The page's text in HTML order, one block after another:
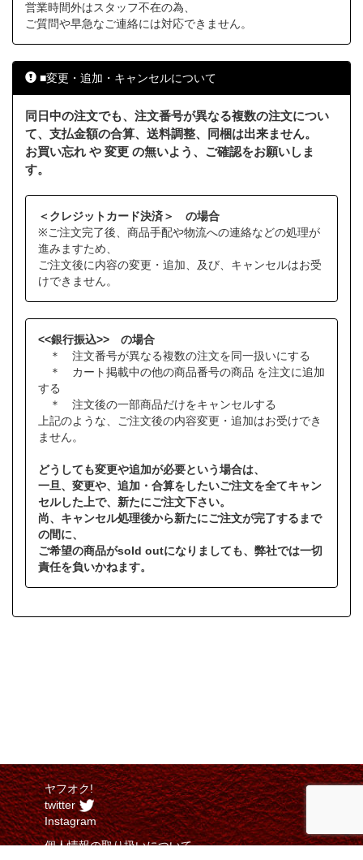
営業時間外はスタッフ不在の為、
ご質問や早急なご連絡には対応できません。
■変更・追加・キャンセルについて
同日中の注文でも、注文番号が異なる複数の注文につい
て、支払金額の合算、送料調整、同梱は出来ません。
お買い忘れ や 変更 の無いよう、ご確認をお願いしま
す。
＜クレジットカード決済＞ の場合
※ご注文完了後、商品手配や物流への連絡などの処理が
進みますため、
ご注文後に内容の変更・追加、及び、キャンセルはお受
けできません。
<<銀行振込>> の場合
＊ 注文番号が異なる複数の注文を同一扱いにする
＊ カート掲載中の他の商品番号の商品 を注文に追加
する
＊ 注文後の一部商品だけをキャンセルする
上記のような、ご注文後の内容変更・追加はお受けでき
ません。
どうしても変更や追加が必要という場合は、
一旦、変更や、追加・合算をしたいご注文を全てキャン
セルした上で、新たにご注文下さい。
尚、キャンセル処理後から新たにご注文が完了するまで
の間に、
ご希望の商品がsold outになりましても、弊社では一切
責任を負いかねます。
ヤフオク!
twitter
Instagram
個人情報の取り扱いについて